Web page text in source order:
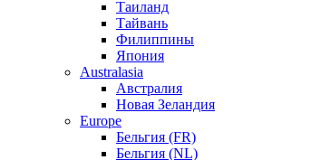
Таиланд
Тайвань
Филиппины
Япония
Australasia
Австралия
Новая Зеландия
Europe
Бельгия (FR)
Бельгия (NL)